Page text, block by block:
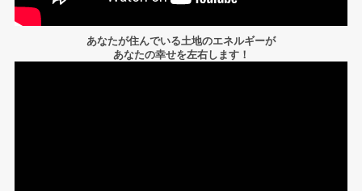
あなたが住んでいる土地のエネルギーが
あなたの幸せを左右します！